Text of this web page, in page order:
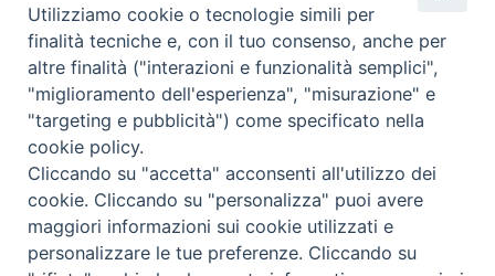
Abbonamenti
Abbonamento Annuale Digitale
Abbonamento Annuale Cartaceo
Abbonamento Singola Copia Digitale
Redazione: Pavia, Piazza Duomo 11 - tel. 0382.24736 -
Utilizziamo cookie o tecnologie simili per
finalità tecniche e, con il tuo consenso, anche per
altre finalità ("interazioni e funzionalità semplici",
"miglioramento dell'esperienza", "misurazione" e
"targeting e pubblicità") come specificato nella
cookie policy.
Cliccando su "accetta" acconsenti all'utilizzo dei
cookie. Cliccando su "personalizza" puoi avere
maggiori informazioni sui cookie utilizzati e
personalizzare le tue preferenze. Cliccando su